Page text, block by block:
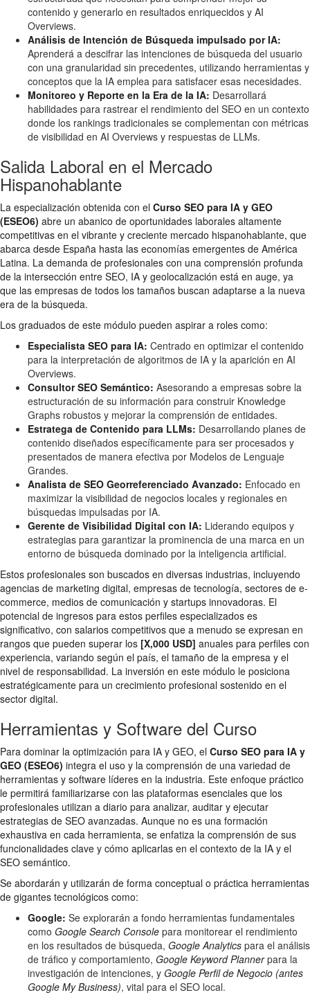
contenido y generarlo en resultados enriquecidos y AI
Overviews.
Análisis de Intención de Búsqueda impulsado por IA:
Aprenderá a descifrar las intenciones de búsqueda del usuario
con una granularidad sin precedentes, utilizando herramientas y
conceptos que la IA emplea para satisfacer esas necesidades.
Monitoreo y Reporte en la Era de la IA: Desarrollará
habilidades para rastrear el rendimiento del SEO en un contexto
donde los rankings tradicionales se complementan con métricas
de visibilidad en AI Overviews y respuestas de LLMs.
Salida Laboral en el Mercado
Hispanohablante
La especialización obtenida con el Curso SEO para IA y GEO
(ESEO6) abre un abanico de oportunidades laborales altamente
competitivas en el vibrante y creciente mercado hispanohablante, que
abarca desde España hasta las economías emergentes de América
Latina. La demanda de profesionales con una comprensión profunda
de la intersección entre SEO, IA y geolocalización está en auge, ya
que las empresas de todos los tamaños buscan adaptarse a la nueva
era de la búsqueda.
Los graduados de este módulo pueden aspirar a roles como:
Especialista SEO para IA: Centrado en optimizar el contenido
para la interpretación de algoritmos de IA y la aparición en AI
Overviews.
Consultor SEO Semántico: Asesorando a empresas sobre la
estructuración de su información para construir Knowledge
Graphs robustos y mejorar la comprensión de entidades.
Estratega de Contenido para LLMs: Desarrollando planes de
contenido diseñados específicamente para ser procesados y
presentados de manera efectiva por Modelos de Lenguaje
Grandes.
Analista de SEO Georreferenciado Avanzado: Enfocado en
maximizar la visibilidad de negocios locales y regionales en
búsquedas impulsadas por IA.
Gerente de Visibilidad Digital con IA: Liderando equipos y
estrategias para garantizar la prominencia de una marca en un
entorno de búsqueda dominado por la inteligencia artificial.
Estos profesionales son buscados en diversas industrias, incluyendo
agencias de marketing digital, empresas de tecnología, sectores de e-
commerce, medios de comunicación y startups innovadoras. El
potencial de ingresos para estos perfiles especializados es
significativo, con salarios competitivos que a menudo se expresan en
rangos que pueden superar los [X,000 USD] anuales para perfiles con
experiencia, variando según el país, el tamaño de la empresa y el
nivel de responsabilidad. La inversión en este módulo le posiciona
estratégicamente para un crecimiento profesional sostenido en el
sector digital.
Herramientas y Software del Curso
Para dominar la optimización para IA y GEO, el Curso SEO para IA y
GEO (ESEO6) integra el uso y la comprensión de una variedad de
herramientas y software líderes en la industria. Este enfoque práctico
le permitirá familiarizarse con las plataformas esenciales que los
profesionales utilizan a diario para analizar, auditar y ejecutar
estrategias de SEO avanzadas. Aunque no es una formación
exhaustiva en cada herramienta, se enfatiza la comprensión de sus
funcionalidades clave y cómo aplicarlas en el contexto de la IA y el
SEO semántico.
Se abordarán y utilizarán de forma conceptual o práctica herramientas
de gigantes tecnológicos como:
Google: Se explorarán a fondo herramientas fundamentales
como Google Search Console para monitorear el rendimiento
en los resultados de búsqueda, Google Analytics para el análisis
de tráfico y comportamiento, Google Keyword Plannerpara la
investigación de intenciones, y Google Perfil de Negocio (antes
Google My Business), vital para el SEO local.